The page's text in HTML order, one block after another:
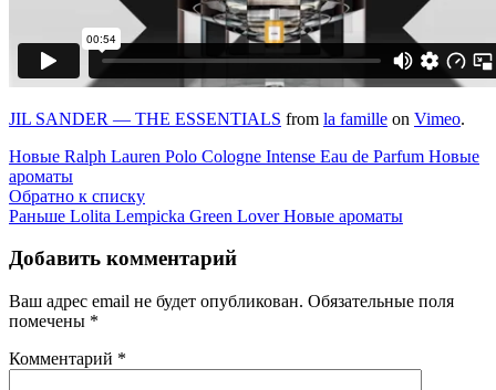
JIL SANDER — THE ESSENTIALS from la famille on Vimeo.
Новые Ralph Lauren Polo Cologne Intense Eau de Parfum Новые
ароматы
Обратно к списку
Раньше Lolita Lempicka Green Lover Новые ароматы
Добавить комментарий
Ваш адрес email не будет опубликован. Обязательные поля
помечены *
Комментарий *